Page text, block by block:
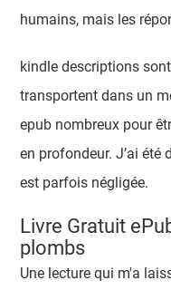
humains, mais les
kindle descriptions
transportent dans un
epub nombreux pour
en profondeur. J’ai été
est parfois négligée.
Livre Gratuit
plombs
Une lecture qui m'a